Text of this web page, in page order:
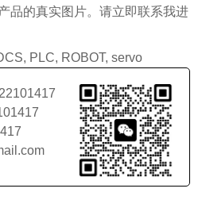
品的真实图片。请立即联系我进
, PLC, ROBOT, servo